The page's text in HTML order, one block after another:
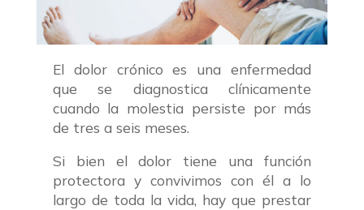
El dolor crónico es una enfermedad
que se diagnostica clínicamente
cuando la molestia persiste por más
de tres a seis meses.
Si bien el dolor tiene una función
protectora y convivimos con él a lo
largo de toda la vida, hay que prestar